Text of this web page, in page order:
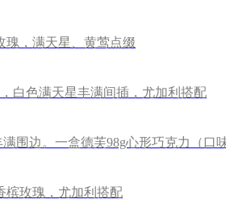
瑰，满天星、黄莺点缀
白色满天星丰满间插，尤加利搭配
围边。一盒德芙98g心形巧克力（口
槟玫瑰，尤加利搭配